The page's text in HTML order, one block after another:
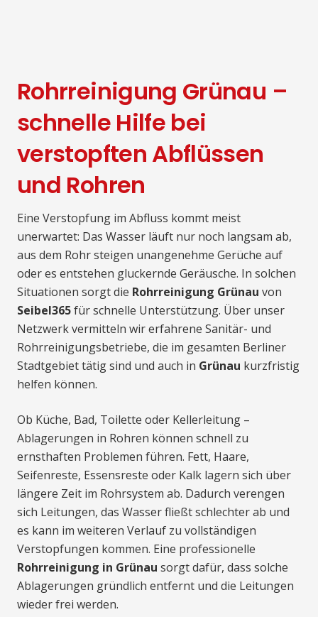
Rohrreinigung Grünau –
schnelle Hilfe bei
verstopften Abflüssen
und Rohren
Eine Verstopfung im Abfluss kommt meist
unerwartet: Das Wasser läuft nur noch langsam ab,
aus dem Rohr steigen unangenehme Gerüche auf
oder es entstehen gluckernde Geräusche. In solchen
Situationen sorgt die Rohrreinigung Grünau von
Seibel365für schnelle Unterstützung. Über unser
Netzwerk vermitteln wir erfahrene Sanitär- und
Rohrreinigungsbetriebe, die im gesamten Berliner
Stadtgebiet tätig sind und auch in Grünau kurzfristig
helfen können.
Ob Küche, Bad, Toilette oder Kellerleitung –
Ablagerungen in Rohren können schnell zu
ernsthaften Problemen führen. Fett, Haare,
Seifenreste, Essensreste oder Kalk lagern sich über
längere Zeit im Rohrsystem ab. Dadurch verengen
sich Leitungen, das Wasser fließt schlechter ab und
es kann im weiteren Verlauf zu vollständigen
Verstopfungen kommen. Eine professionelle
Rohrreinigung in Grünau sorgt dafür, dass solche
Ablagerungen gründlich entfernt und die Leitungen
wieder frei werden.